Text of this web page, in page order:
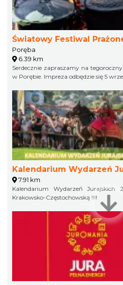
Światowy Festiwal
Poręba
6.39 km
Serdecznie zapraszamy na
w Porębie. Impreza odbędzie się 5
Kalendarium Wydarzeń
7.91 km
Kalendarium Wydarzeń Jurajskich
Krakowsko-Częstochowską !!!!